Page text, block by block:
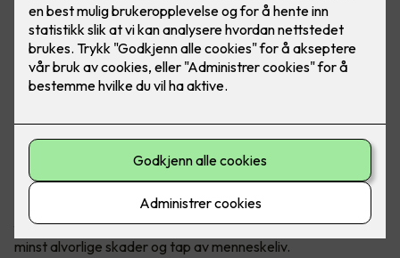
tipsene for å føle deg tryggere om det verste skulle skje.
Brannsikkerhet er en svært viktig del av å opprettholde et
trygt og sikkert hjem. Brann kan oppstå helt uventet og kan
forårsake store ødeleggelser av bolig og eiendeler, men ikke
minst alvorlige skader og tap av menneskeliv.